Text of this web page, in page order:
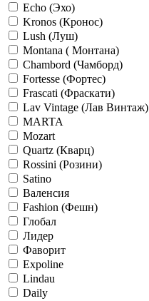
Echo (Эхо)
Kronos (Кронос)
Lush (Луш)
Montana ( Монтана)
Chambord (Чамборд)
Fortesse (Фортес)
Frascati (Фраскати)
Lav Vintage (Лав Винтаж)
MARTA
Mozart
Quartz (Кварц)
Rossini (Розини)
Satino
Валенсия
Fashion (Фешн)
Глобал
Лидер
Фаворит
Expoline
Lindau
Daily